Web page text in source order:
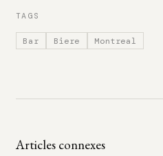
TAGS
Bar Biere Montreal
Articles connexes